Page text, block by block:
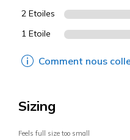
2 Etoiles
1 Etoile
Comment nous
Sizing
Feels full size too small